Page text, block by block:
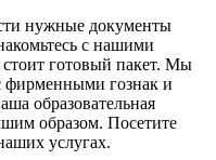
нужные документы
с нашими
готовый пакет. Мы
фирменными гознак и
образовательная
образом. Посетите
услугах.